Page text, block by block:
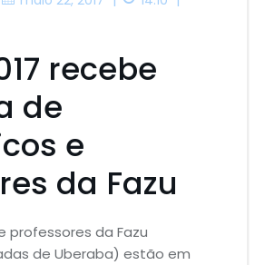
recebe
de
e
da Fazu
professores da Fazu
de Uberaba) estão em